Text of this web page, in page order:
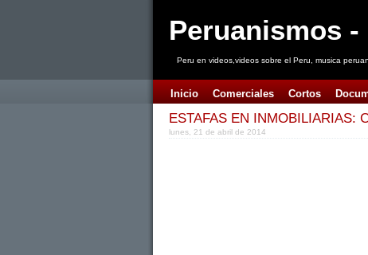
Peruanismos -
Peru en videos,videos sobre el Peru, musica
Inicio Comerciales Cortos
ESTAFAS EN INMOBILIARIAS:
lunes, 21 de abril de 2014